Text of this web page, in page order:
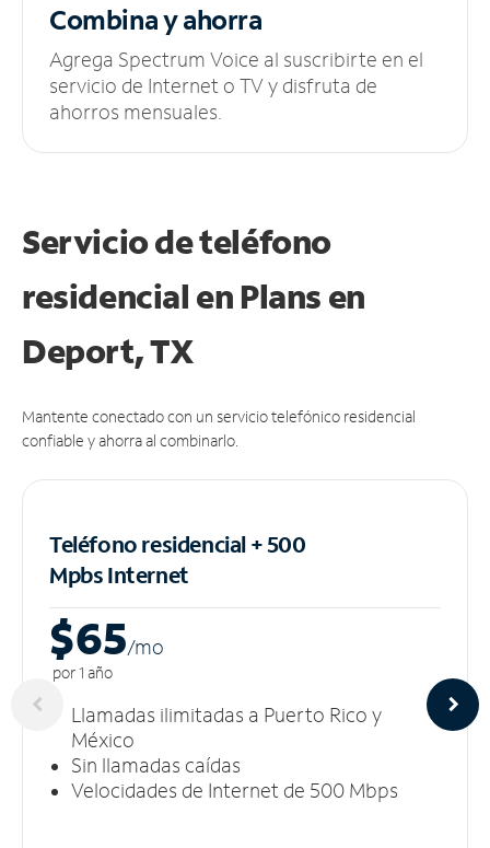
Combina y ahorra
Agrega Spectrum Voice al suscribirte en el
servicio de Internet o TV y disfruta de
ahorros mensuales.
Servicio de teléfono
residencial en Plans en
Deport, TX
Mantente conectado con un servicio telefónico residencial
confiable y ahorra al combinarlo.
Teléfono residencial + 500
MpbsInternet
$65/mo
por 1 año
Llamadas ilimitadas a Puerto Rico y
México
Sin llamadas caídas
Velocidades de Internet de 500 Mbps